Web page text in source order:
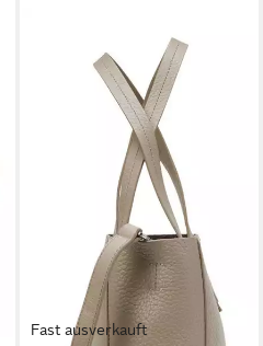
Fast ausverkauft